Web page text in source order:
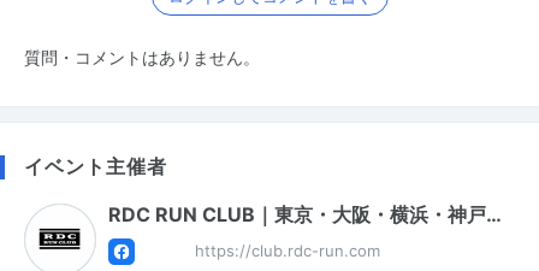
質問・コメントはありません。
イベント主催者
RDC RUN CLUB｜東京・大阪・横浜・神戸…
https://club.rdc-run.com